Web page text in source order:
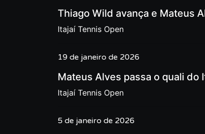
Thiago Wild avança e Mateus
Itajaí Tennis Open
19 de janeiro de 2026
Mateus Alves passa o quali do
Itajaí Tennis Open
5 de janeiro de 2026